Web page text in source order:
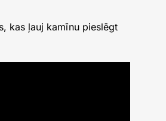
kas ļauj kamīnu pieslēgt